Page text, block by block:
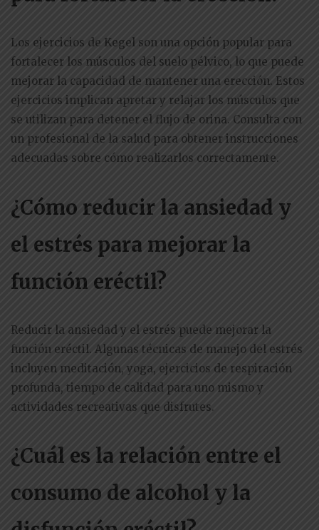
Los ejercicios de Kegel son una opción popular para
fortalecer los músculos del suelo pélvico, lo que puede
mejorar la capacidad de mantener una erección. Estos
ejercicios implican apretar y relajar los músculos que
se utilizan para detener el flujo de orina. Consulta con
un profesional de la salud para obtener instrucciones
adecuadas sobre cómo realizarlos correctamente.
¿Cómo reducir la ansiedad y
el estrés para mejorar la
función eréctil?
Reducir la ansiedad y el estrés puede mejorar la
función eréctil. Algunas técnicas de manejo del estrés
incluyen meditación, yoga, ejercicios de respiración
profunda, tiempo de calidad para uno mismo y
actividades recreativas que disfrutes.
¿Cuál es la relación entre el
consumo de alcohol y la